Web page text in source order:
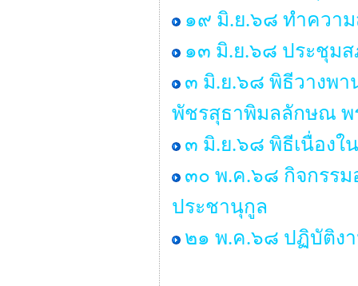
๑๙ มิ.ย.๖๘ ทำควา
๑๓ มิ.ย.๖๘ ประชุมส
๓ มิ.ย.๖๘ พิธีวางพา
พัชรสุธาพิมลลักษณ พ
๓ มิ.ย.๖๘ พิธีเนื่องใ
๓๐ พ.ค.๖๘ กิจกรรม
ประชานุกูล
๒๑ พ.ค.๖๘ ปฏิบัติง